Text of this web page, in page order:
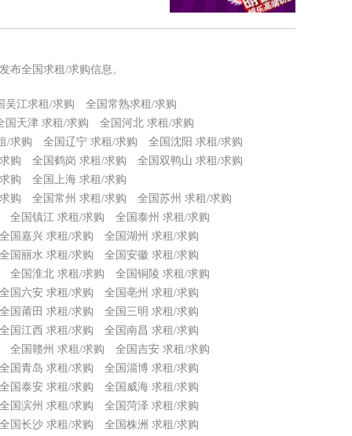
布全国求租/求购信息。
吴江求租/求购
全国常熟求租/求购
国天津 求租/求购
全国河北 求租/求购
/求购
全国辽宁 求租/求购
全国沈阳 求租/求购
购
全国鹤岗 求租/求购
全国双鸭山 求租/求购
购
全国上海 求租/求购
购
全国常州 求租/求购
全国苏州 求租/求购
全国镇江 求租/求购
全国泰州 求租/求购
全国嘉兴 求租/求购
全国湖州 求租/求购
全国丽水 求租/求购
全国安徽 求租/求购
全国淮北 求租/求购
全国铜陵 求租/求购
全国六安 求租/求购
全国亳州 求租/求购
全国莆田 求租/求购
全国三明 求租/求购
全国江西 求租/求购
全国南昌 求租/求购
全国赣州 求租/求购
全国吉安 求租/求购
全国青岛 求租/求购
全国淄博 求租/求购
全国泰安 求租/求购
全国威海 求租/求购
全国滨州 求租/求购
全国菏泽 求租/求购
全国长沙 求租/求购
全国株洲 求租/求购